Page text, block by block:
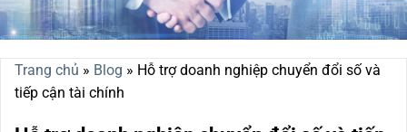
Trang chủ » Blog » Hỗ trợ doanh nghiệp chuyển đổi số và
tiếp cận tài chính